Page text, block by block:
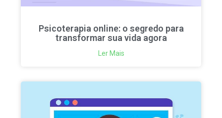
Psicoterapia online: o segredo para
transformar sua vida agora
Ler Mais